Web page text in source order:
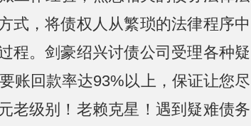
式，将债权人从繁琐的法律程序中
程。剑豪绍兴讨债公司受理各种疑
账回款率达93%以上，保证让您尽
老级别！老赖克星！遇到疑难债务